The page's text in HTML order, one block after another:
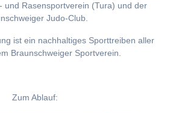
und Rasensportverein (Tura) und der
Judo-Club.
ist ein nachhaltiges Sporttreiben aller
Braunschweiger Sportverein.
Zum Ablauf: